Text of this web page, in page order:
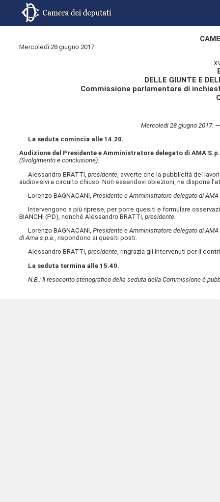
Mercoledì 28 giugno 2017
DELLE GIUNTE E
Commissione parlamentare di
Mercoledì 28 giugno 2017.
La seduta comincia alle 14.20.
Audizione del Presidente e Amministratore delegato di AMA
(Svolgimento e conclusione).
Alessandro BRATTI,presidente , avverte che la pubblicità dei
audiovisivi a circuito chiuso. Non essendovi obiezioni, ne dispone
Lorenzo BAGNACANI,Presidente e Amministratore delegato di AMA
Intervengono a più riprese, per porre quesiti e formulare
BIANCHI (PD), nonché Alessandro BRATTI,presidente.
Lorenzo BAGNACANI,Presidente e Amministratore delegato di AMA
di Ama s.p.a., rispondono ai quesiti posti.
Alessandro BRATTI,presidente, ringrazia gli intervenuti per il
La seduta termina alle 15.40.
N.B.: Il resoconto stenografico della seduta della Commissione è